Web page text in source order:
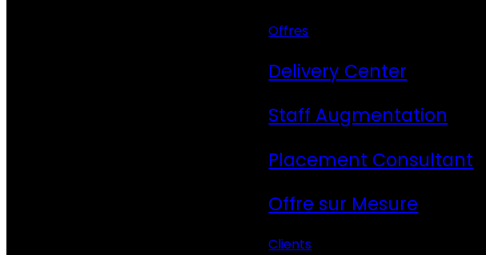
Offres
Delivery Center
Staff Augmentation
Placement Consultant
Offre sur Mesure
Clients